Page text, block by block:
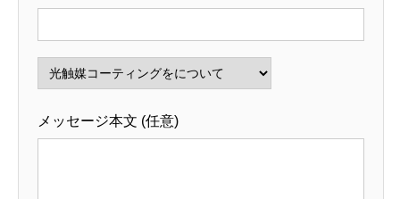
メッセージ本文 (任意)